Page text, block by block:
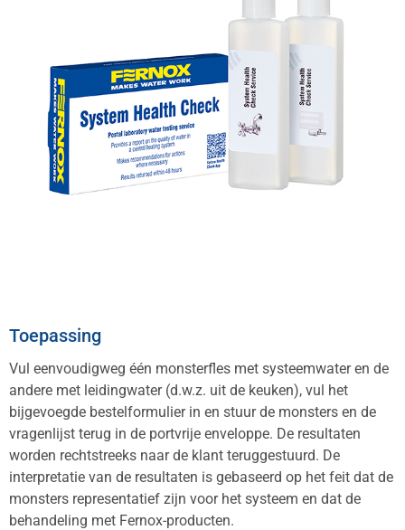
Toepassing
Vul eenvoudigweg één monsterfles met systeemwater en de
andere met leidingwater (d.w.z. uit de keuken), vul het
bijgevoegde bestelformulier in en stuur de monsters en de
vragenlijst terug in de portvrije enveloppe. De resultaten
worden rechtstreeks naar de klant teruggestuurd. De
interpretatie van de resultaten is gebaseerd op het feit dat de
monsters representatief zijn voor het systeem en dat de
behandeling met Fernox-producten.